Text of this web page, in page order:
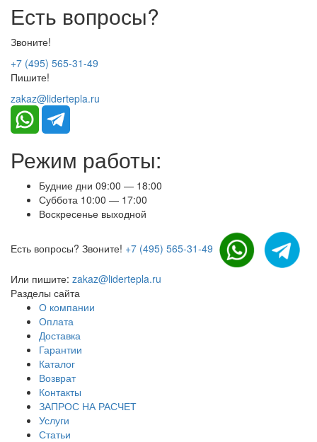
Есть вопросы?
Звоните!
+7 (495) 565-31-49
Пишите!
zakaz@lidertepla.ru
Режим работы:
Будние дни 09:00 — 18:00
Суббота 10:00 — 17:00
Воскресенье выходной
Есть вопросы? Звоните! +7 (495) 565-31-49
Или пишите: zakaz@lidertepla.ru
Разделы сайта
О компании
Оплата
Доставка
Гарантии
Каталог
Возврат
Контакты
ЗАПРОС НА РАСЧЕТ
Услуги
Статьи